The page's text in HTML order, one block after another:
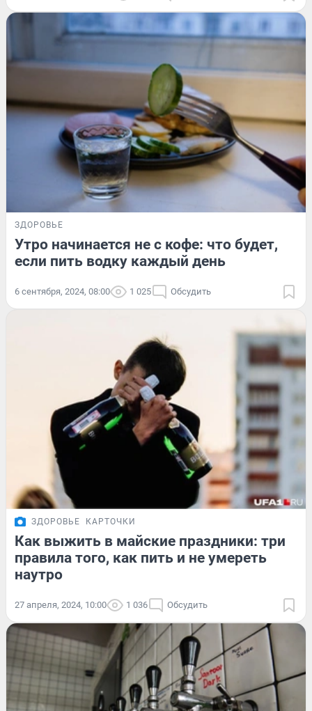
ЗДОРОВЬЕ
Утро начинается не с кофе: что будет,
если пить водку каждый день
6 сентября, 2024, 08:00 1 025 Обсудить
ЗДОРОВЬЕ КАРТОЧКИ
Как выжить в майские праздники: три
правила того, как пить и не умереть
наутро
27 апреля, 2024, 10:00 1 036 Обсудить